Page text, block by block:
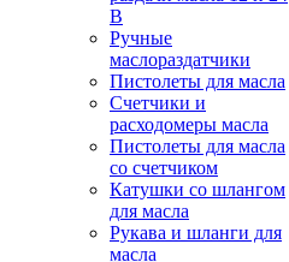
В
Ручные
маслораздатчики
Пистолеты для масла
Счетчики и
расходомеры масла
Пистолеты для масла
со счетчиком
Катушки со шлангом
для масла
Рукава и шланги для
масла